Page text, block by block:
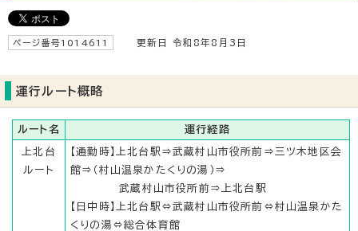
ページ番号1014611 更新日 令和8年8月3日
運行ルート概略
ルート名 運行経路
上北台
ルート
【通勤時】上北台駅⇒武蔵村山市役所前⇒三ツ木地区会
館⇒（村山温泉かたくりの湯）⇒
武蔵村山市役所前⇒上北台駅
【日中時】上北台駅⇔武蔵村山市役所前⇔村山温泉かた
くりの湯⇔総合体育館